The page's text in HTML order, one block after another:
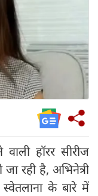
हॉरर सीरीज
रही है, अभिनेत्री
के बारे में